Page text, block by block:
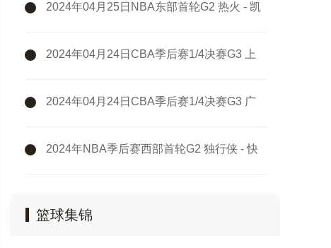
2024年04月25日NBA东部首轮G2 热火 - 凯
2024年04月24日CBA季后赛1/4决赛G3 上
2024年04月24日CBA季后赛1/4决赛G3 广
2024年NBA季后赛西部首轮G2 独行侠 - 快
篮球集锦